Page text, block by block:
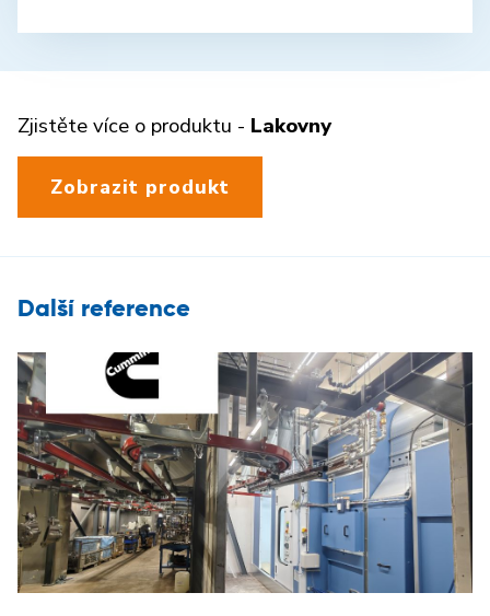
Zjistěte více o produktu - Lakovny
Zobrazit produkt
Další reference